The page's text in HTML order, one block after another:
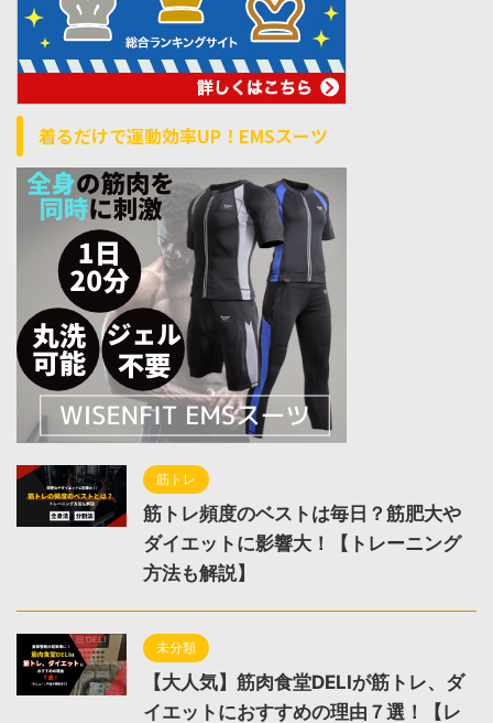
着るだけで運動効率UP！EMSスーツ
筋トレ
筋トレ頻度のベストは毎日？筋肥大や
ダイエットに影響大！【トレーニング
方法も解説】
未分類
【大人気】筋肉食堂DELIが筋トレ、ダ
イエットにおすすめの理由７選！【レ